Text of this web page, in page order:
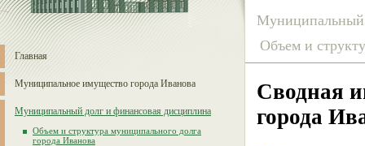
Главная
Муниципальное имущество города Иванова
Муниципальный долг и финансовая дисциплина
Объем и структура муниципального долга
города Иванова
Муниципальный
Объем и
Сводная
города